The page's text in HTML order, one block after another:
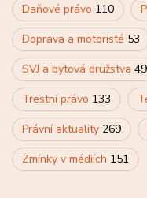
Daňové právo 110
Doprava a motoristé 53
SVJ a bytová družstva 49
Trestní právo 133
Právní aktuality 269
Zmínky v médiích 151